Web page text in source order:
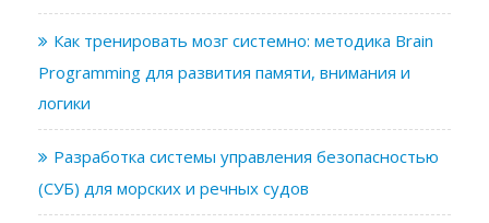
Как тренировать мозг системно: методика Brain
Programming для развития памяти, внимания и
логики
Разработка системы управления безопасностью
(СУБ) для морских и речных судов